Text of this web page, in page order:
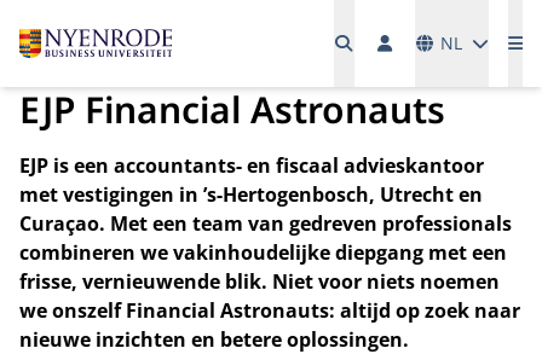
NL
EJP Financial Astronauts
EJP is een accountants- en fiscaal advieskantoor
met vestigingen in ’s-Hertogenbosch, Utrecht en
Curaçao. Met een team van gedreven professionals
combineren we vakinhoudelijke diepgang met een
frisse, vernieuwende blik. Niet voor niets noemen
we onszelf Financial Astronauts: altijd op zoek naar
nieuwe inzichten en betere oplossingen.